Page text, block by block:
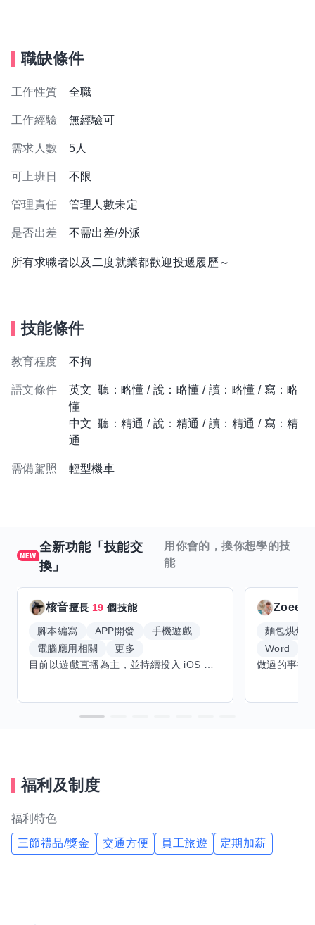
職缺條件
工作性質 全職
工作經驗 無經驗可
需求人數 5人
可上班日 不限
管理責任 管理人數未定
是否出差 不需出差/外派
所有求職者以及二度就業都歡迎投遞履歷～
技能條件
教育程度 不拘
語文條件
英文 聽：略懂 / 說：略懂 / 讀：略懂 / 寫：略
懂
中文 聽：精通 / 說：精通 / 讀：精通 / 寫：精
通
需備駕照 輕型機車
全新功能「技能交
換」
用你會的，換你想學的技
能
核音擅長 19 個技能
腳本編寫 APP開發
手機遊戲
電腦應用相關
更多
Zoeey
麵包烘焙
Word
福利及制度
福利特色
三節禮品/獎金 交通方便 員工旅遊 定期加薪